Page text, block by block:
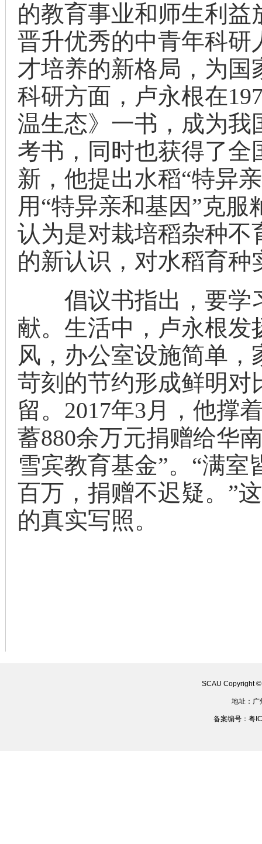
的教育事业和师生利
晋升优秀的中青年科研
才培养的新格局，为国
科研方面，卢永根在
温生态》一书，成为我
考书，同时也获得了
新，他提出水稻“特异
用“特异亲和基因”克
认为是对栽培稻杂种不
的新认识，对水稻育种
倡议书指出，要学
献。生活中，卢永根
风，办公室设施简单
苛刻的节约形成鲜明对
留。2017年3月，他撑
蓄880余万元捐赠给华
雪宾教育基金”。“满
百万，捐赠不迟疑。”
的真实写照。
SCAU Copyright
地址：广
备案编号：粤